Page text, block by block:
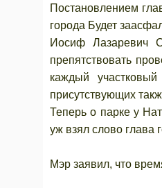
Постановлением
города Будет
Иосиф Лазаревич
препятствовать
каждый
присутствующих
Теперь о парке у
уж взял слово глава
Мэр заявил, что